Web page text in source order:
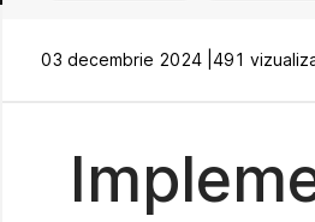
03 decembrie 2024 | 491